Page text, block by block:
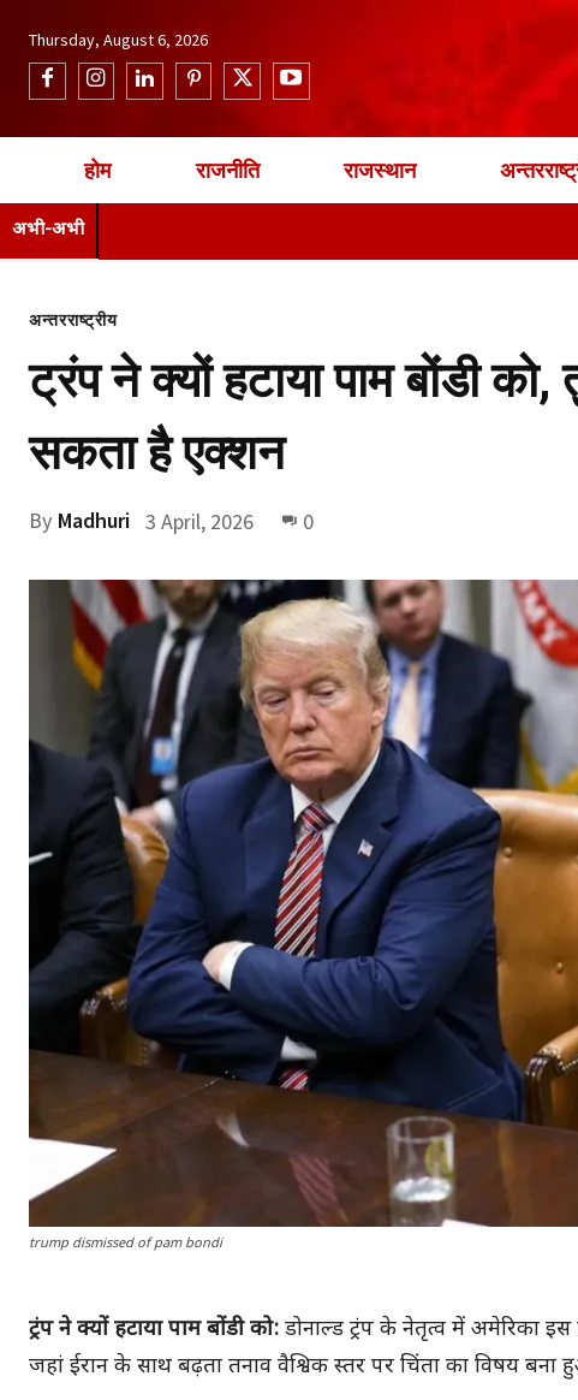
Thursday, August 6, 2026
होम राजनीति राजस्थान
अभी-अभी
अन्तरराष्ट्रीय
ट्रंप ने क्यों हटाया पाम बोंडी
सकता है एक्शन
By Madhuri 3 April, 2026 0
trump dismissed of pam bondi
ट्रंप ने क्यों हटाया पाम बोंडी को: डोनाल्ड ट्रंप के नेतृत्व में अमेरिका
जहां ईरान के साथ बढ़ता तनाव वैश्विक स्तर पर चिंता का विषय बना